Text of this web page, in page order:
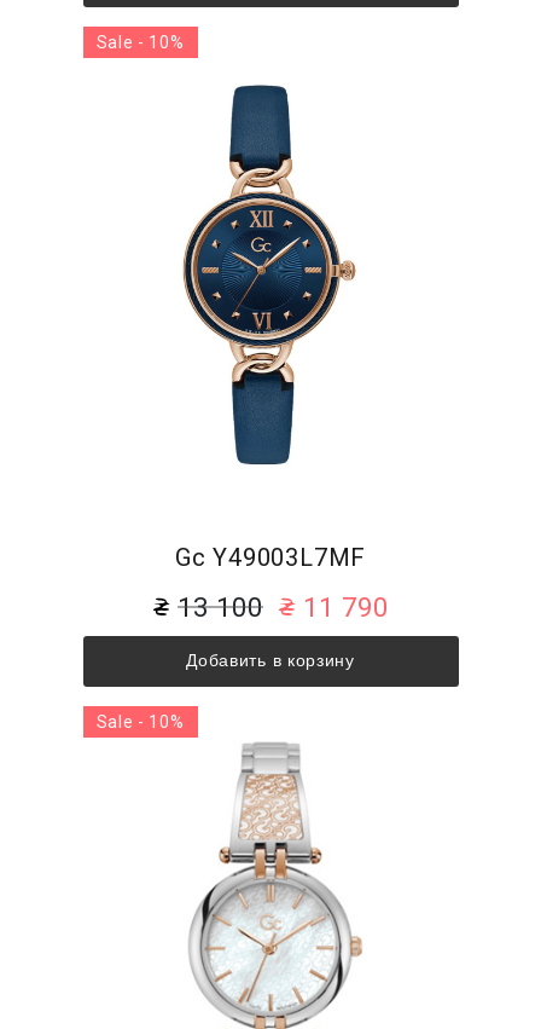
Gc Y49003L7MF
13 100 11 790
Добавить в корзину
Sale - 10%
Sale - 10%